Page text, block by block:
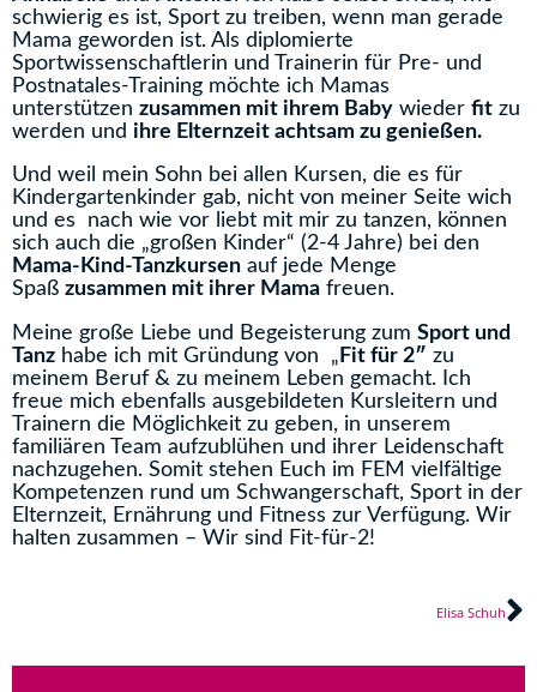
schwierig es ist, Sport zu treiben, wenn man gerade
Mama geworden ist. Als diplomierte
Sportwissenschaftlerin und Trainerin für Pre- und
Postnatales-Training möchte ich Mamas
unterstützen zusammen mit ihrem Baby wieder fit zu
werden und ihre Elternzeit achtsam zu genießen.
Und weil mein Sohn bei allen Kursen, die es für
Kindergartenkinder gab, nicht von meiner Seite wich
und es nach wie vor liebt mit mir zu tanzen, können
sich auch die „großen Kinder“ (2-4 Jahre) bei den
Mama-Kind-Tanzkursen auf jede Menge
Spaß zusammen mit ihrer Mama freuen.
Meine große Liebe und Begeisterung zum Sport und
Tanz habe ich mit Gründung von „ Fit für 2″ zu
meinem Beruf & zu meinem Leben gemacht. Ich
freue mich ebenfalls ausgebildeten Kursleitern und
Trainern die Möglichkeit zu geben, in unserem
familiären Team aufzublühen und ihrer Leidenschaft
nachzugehen. Somit stehen Euch im FEM vielfältige
Kompetenzen rund um Schwangerschaft, Sport in der
Elternzeit, Ernährung und Fitness zur Verfügung. Wir
halten zusammen – Wir sind Fit-für-2!
Elisa Schuh